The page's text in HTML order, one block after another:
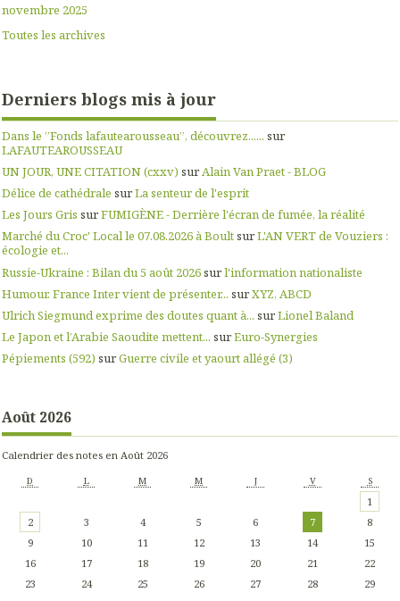
novembre 2025
Toutes les archives
Derniers blogs mis à jour
Dans le ”Fonds lafautearousseau”, découvrez...... sur
LAFAUTEAROUSSEAU
UN JOUR, UNE CITATION (cxxv) surAlain Van Praet - BLOG
Délice de cathédrale surLa senteur de l'esprit
Les Jours Gris surFUMIGÈNE - Derrière l'écran de fumée, la réalité
Marché du Croc' Local le 07.08.2026 à BoultsurL'AN VERT de Vouziers :
écologie et...
Russie-Ukraine : Bilan du 5 août 2026surl'information nationaliste
Humour. France Inter vient de présenter... surXYZ, ABCD
Ulrich Siegmund exprime des doutes quant à... surLionel Baland
Le Japon et l’Arabie Saoudite mettent... surEuro-Synergies
Pépiements (592) surGuerre civile et yaourt allégé (3)
Août 2026
Calendrier des notes en Août 2026
D L M M J V S
1
2
3 4 5 6 7
8
9
10 11 12 13 14
15
16
17 18 19 20 21
22
23
24 25 26 27 28
29